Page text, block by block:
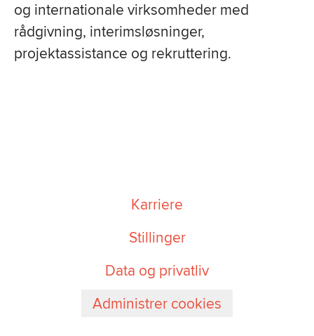
og internationale virksomheder med
rådgivning, interimsløsninger,
projektassistance og rekruttering.
Karriere
Stillinger
Data og privatliv
Administrer cookies